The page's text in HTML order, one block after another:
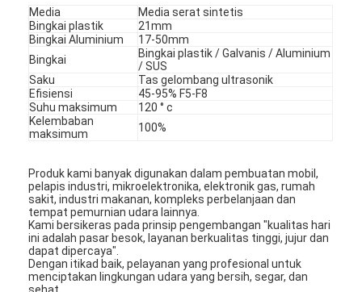
Mesin Memukau Semi Otomatis
Frame Welder
Filter Hepa AC
Filter Pembersih Udara
Filter Kantong Debu
Mesin Lipat Origami
Mesin Jahitan Ultrasonik
Media
Media serat sintetis
Bingkai plastik
21mm
Bingkai Aluminium
17-50mm
Bingkai
Bingkai plastik / Galvanis / Aluminium
/ SUS
Saku
Tas gelombang ultrasonik
Efisiensi
45-95% F5-F8
Suhu maksimum
120 ° c
Kelembaban
maksimum
100%
Produk kami banyak digunakan dalam pembuatan mobil,
pelapis industri, mikroelektronika, elektronik gas, rumah
sakit, industri makanan, kompleks perbelanjaan dan
tempat pemurnian udara lainnya.
Kami bersikeras pada prinsip pengembangan "kualitas hari
ini adalah pasar besok, layanan berkualitas tinggi, jujur ​​dan
dapat dipercaya".
Dengan itikad baik, pelayanan yang profesional untuk
menciptakan lingkungan udara yang bersih, segar, dan